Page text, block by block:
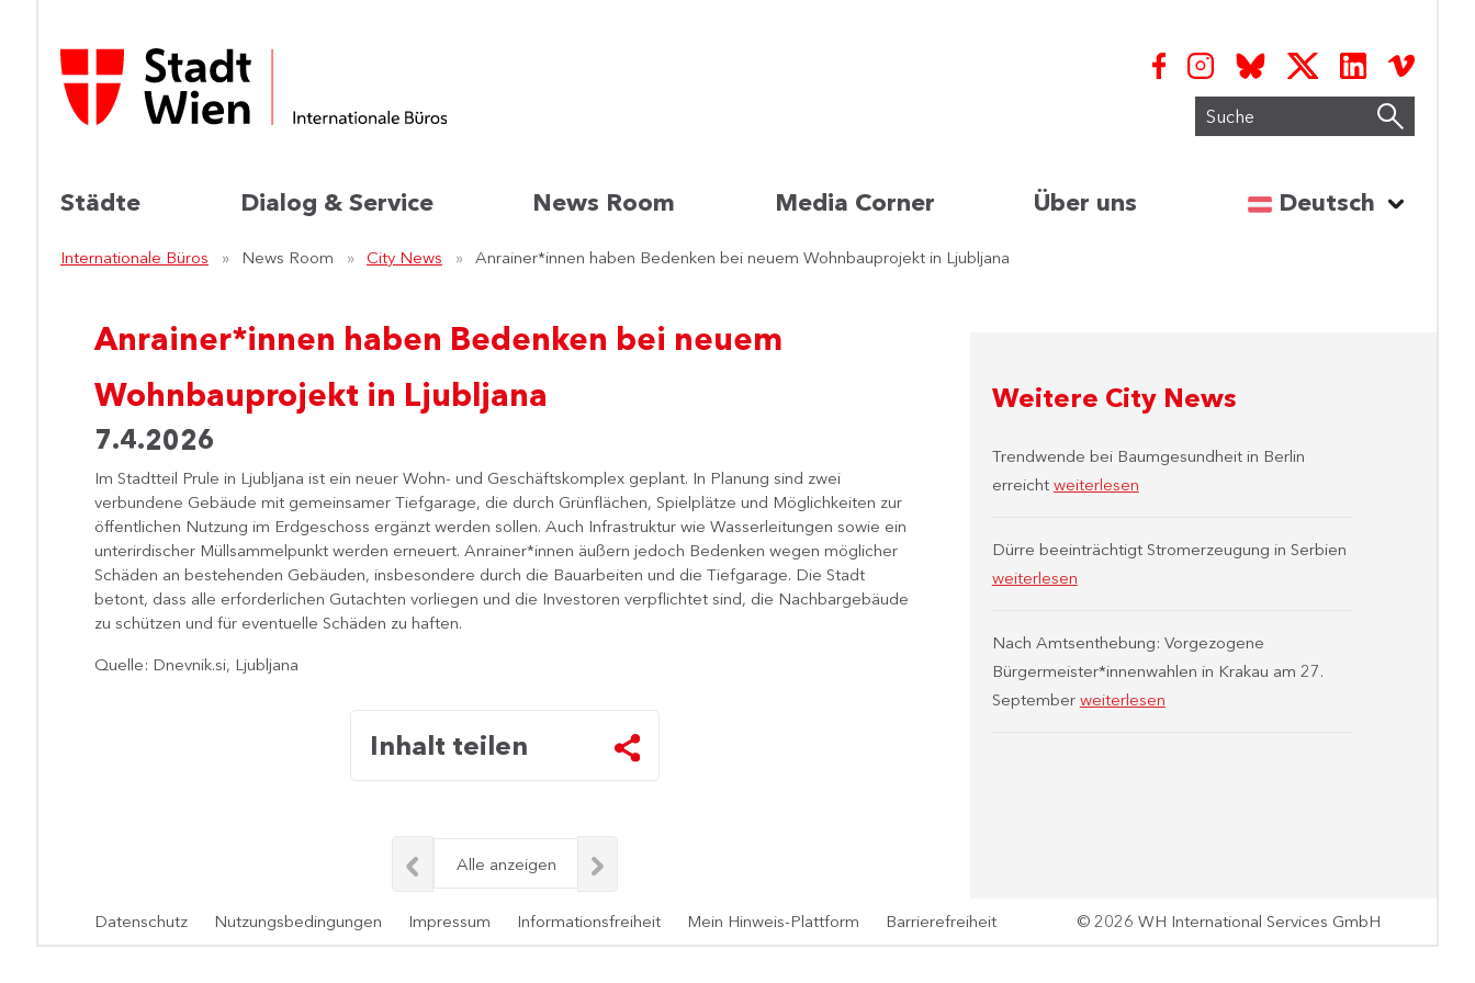
Suche
Städte Dialog & Service News Room Media Corner Über uns Sprache
Deutsch
Internationale Büros News Room City News Anrainer*innen haben Bedenken bei neuem Wohnbauprojekt in Ljubljana
Anrainer*innen haben Bedenken bei neuem
Wohnbauprojekt in Ljubljana
7.4.2026
Im Stadtteil Prule in Ljubljana ist ein neuer Wohn- und Geschäftskomplex geplant. In Planung sind zwei
verbundene Gebäude mit gemeinsamer Tiefgarage, die durch Grünflächen, Spielplätze und Möglichkeiten zur
öffentlichen Nutzung im Erdgeschoss ergänzt werden sollen. Auch Infrastruktur wie Wasserleitungen sowie ein
unterirdischer Müllsammelpunkt werden erneuert. Anrainer*innen äußern jedoch Bedenken wegen möglicher
Schäden an bestehenden Gebäuden, insbesondere durch die Bauarbeiten und die Tiefgarage. Die Stadt
betont, dass alle erforderlichen Gutachten vorliegen und die Investoren verpflichtet sind, die Nachbargebäude
zu schützen und für eventuelle Schäden zu haften.
Quelle: Dnevnik.si, Ljubljana
Inhalt teilen
Alle anzeigen
Weitere City News
Trendwende bei Baumgesundheit in Berlin
erreicht weiterlesen
Dürre beeinträchtigt Stromerzeugung in Serbien
weiterlesen
Nach Amtsenthebung: Vorgezogene
Bürgermeister*innenwahlen in Krakau am 27.
September weiterlesen
Datenschutz Nutzungsbedingungen Impressum Informationsfreiheit Mein Hinweis-Plattform Barrierefreiheit © 2026 WH International Services GmbH